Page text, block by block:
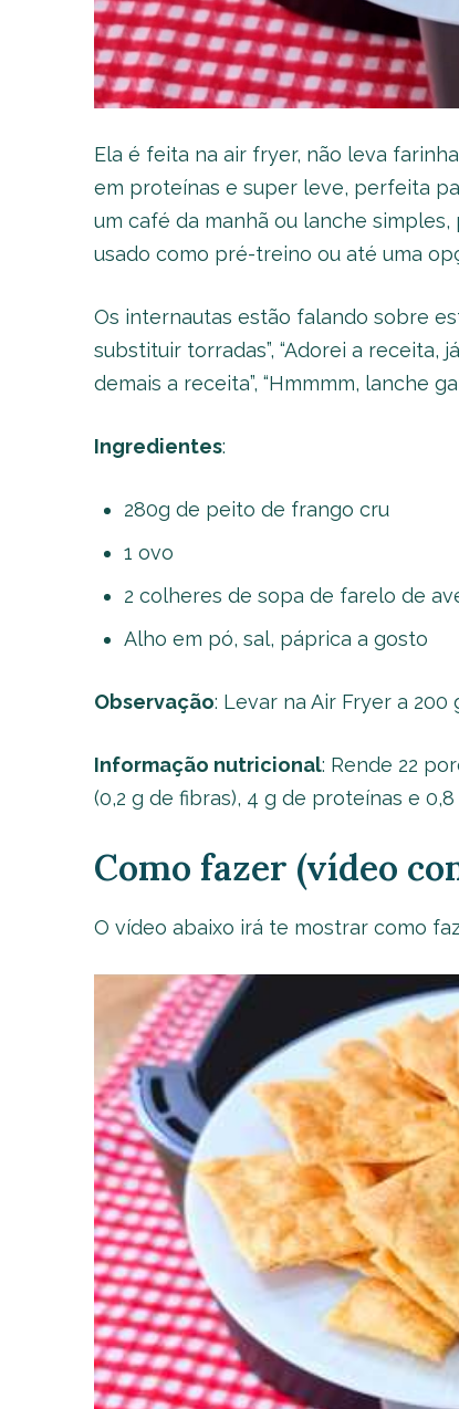
Ela é feita na air fryer, não leva
em proteínas e super leve, perfeita
um café da manhã ou lanche
usado como pré-treino ou até uma
Os internautas estão falando sobre
substituir torradas”, “Adorei a receita,
demais a receita”, “Hmmmm, lanche
Ingredientes:
280g de peito de frango cru
1 ovo
2 colheres de sopa de farelo de
Alho em pó, sal, páprica a gosto
Observação: Levar na Air Fryer a 200
Informação nutricional: Rende 22
(0,2 g de fibras), 4 g de proteínas e
Como fazer (vídeo
O vídeo abaixo irá te mostrar como